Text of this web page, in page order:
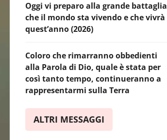
Oggi vi preparo alla grande battaglia
che il mondo sta vivendo e che vivrà
quest’anno (2026)
Coloro che rimarranno obbedienti
alla Parola di Dio, quale è stata per
così tanto tempo, continueranno a
rappresentarmi sulla Terra
ALTRI MESSAGGI